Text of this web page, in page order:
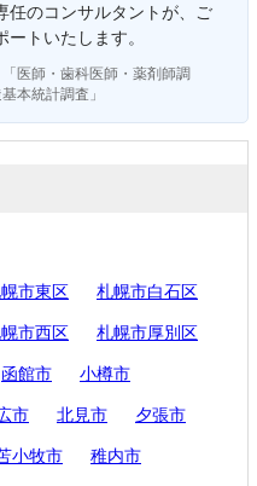
任のコンサルタントが、ご
トいたします。
医師・歯科医師・薬剤師調
本統計調査」
市東区 札幌市白石区
市西区 札幌市厚別区
函館市 小樽市
市 北見市 夕張市
小牧市 稚内市